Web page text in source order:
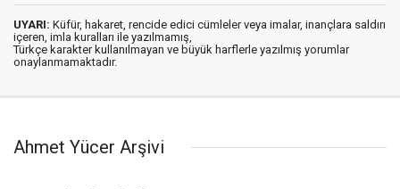
UYARI: Küfür, hakaret, rencide edici cümleler veya imalar, inançlara saldırı
içeren, imla kuralları ile yazılmamış,
Türkçe karakter kullanılmayan ve büyük harflerle yazılmış yorumlar
onaylanmamaktadır.
Ahmet Yücer Arşivi